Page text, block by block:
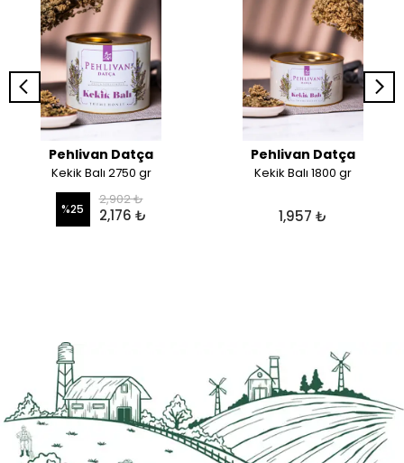
Pehlivan Datça
Kekik Balı 2750 gr
%25
2,902 ₺
2,176 ₺
Pehlivan Datça
Kekik Balı 1800 gr
1,957 ₺